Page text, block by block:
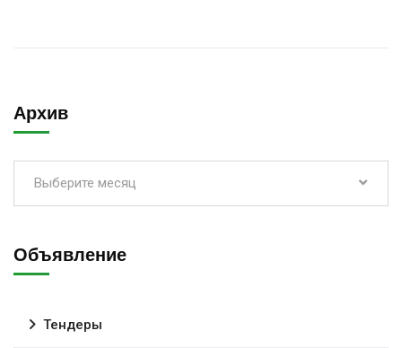
Архив
Выберите месяц
Объявление
Тендеры